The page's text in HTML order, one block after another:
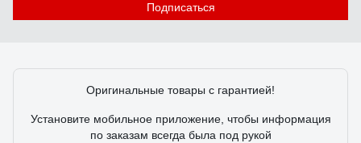
Подписаться
Оригинальные товары с гарантией!
Установите мобильное приложение, чтобы информация
по заказам всегда была под рукой